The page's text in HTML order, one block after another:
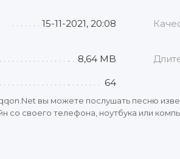
15-11-2021, 20:08
8,64 MB
64
вы можете послушать песню
со своего телефона, ноутбука или